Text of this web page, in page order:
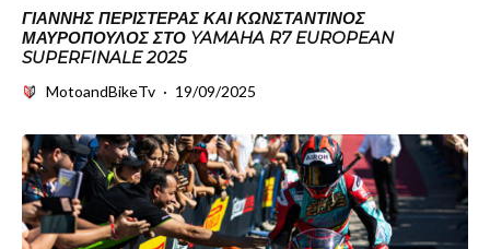
ΓΙΆΝΝΗΣ ΠΕΡΙΣΤΕΡΆΣ ΚΑΙ ΚΩΝΣΤΑΝΤΊΝΟΣ
ΜΑΥΡΌΠΟΥΛΟΣ ΣΤΟ YAMAHA R7 EUROPEAN
SUPERFINALE 2025
MotoandBikeTv · 19/09/2025